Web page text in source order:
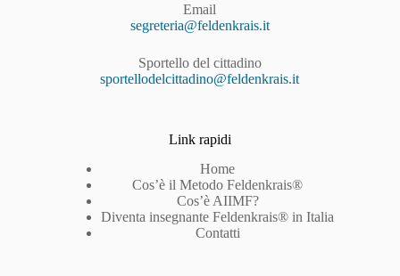
Email
segreteria@feldenkrais.it
Sportello del cittadino
sportellodelcittadino@feldenkrais.it
Link rapidi
Home
Cos’è il Metodo Feldenkrais®
Cos’è AIIMF?
Diventa insegnante Feldenkrais® in Italia
Contatti